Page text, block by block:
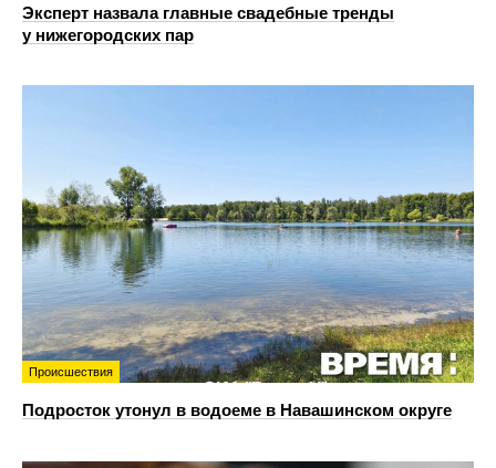
Эксперт назвала главные свадебные тренды
у нижегородских пар
Происшествия
Подросток утонул в водоеме в Навашинском округе